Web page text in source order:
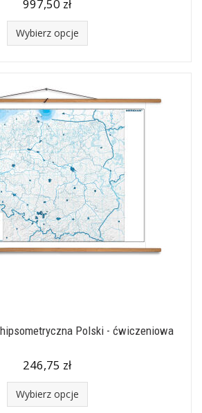
997,50 zł
Wybierz opcje
Polski - ćwiczeniowa
246,75 zł
Wybierz opcje